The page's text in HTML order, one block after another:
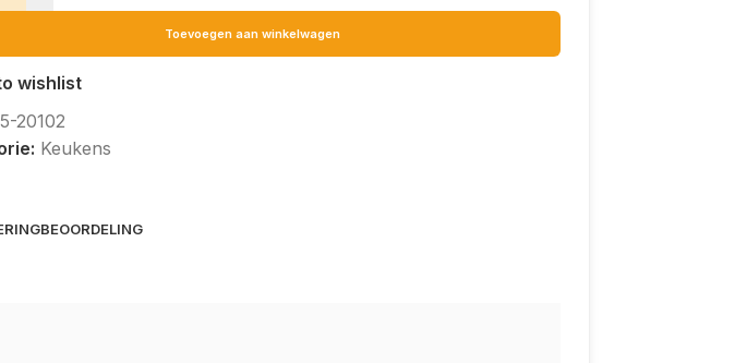
Toevoegen aan winkelwagen
wishlist
20102
Keukens
BEOORDELING